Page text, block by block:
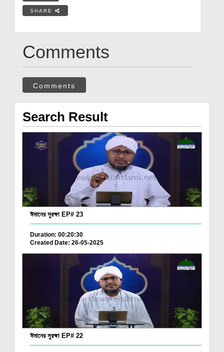
SHARE
Comments
Comments
Search Result
ঈমানের সুরক্ষা EP# 23
Duration: 00:20:30
Created Date: 26-05-2025
ঈমানের সুরক্ষা EP# 22